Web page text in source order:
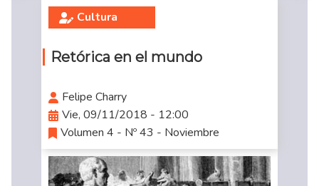
Cultura
Retórica en el mundo
Felipe Charry
Vie, 09/11/2018 - 12:00
Volumen 4 - Nº 43 - Noviembre